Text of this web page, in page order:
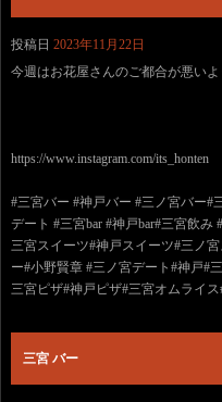
投稿日 2023年11月22日
今週はお花屋さんのご都合が悪い
https://www.instagram.com/its_honten
#三宮バー #神戸バー #三ノ宮バー#
デート #三宮bar #神戸bar#三宮飲み
三宮スイーツ#神戸スイーツ#三ノ
ー#小野賢章 #三ノ宮デート#神戸#
三宮ピザ#神戸ピザ#三宮オムライ
三宮 バー